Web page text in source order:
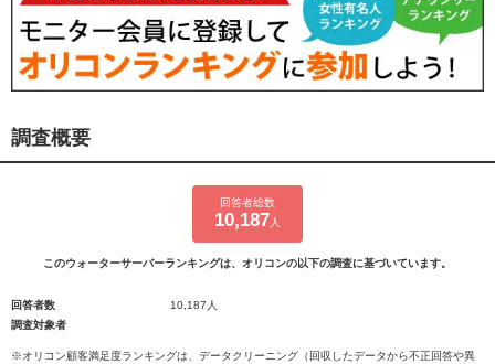
調査概要
回答者総数
10,187 人
このウォーターサーバーランキングは、オリコンの以下の調査に基づいています。
回答者数
10,187人
調査対象者
※オリコン顧客満足度ランキングは、データクリーニング（回収したデータから不正回答や異